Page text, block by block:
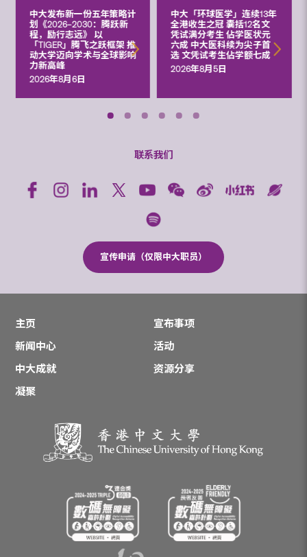
中大发布新一份五年策略计
划《2026‒2030：腾跃新
程，励行志远》 以
「TIGER」腾飞之跃框架 推
动大学迈向学术与全球影响
力新高峰
2026年8月6日
中大「环球医学」连续13年
全港收生之冠 囊括12名文
凭试满分考生 佔学医状元
六成 中大医科续为尖子首
选 文凭试考生佔学额七成
2026年8月5日
联系我们
宣传申请（仅限中大职员）
主页
宣布事项
新闻中心
活动
中大成就
资源分享
凝聚